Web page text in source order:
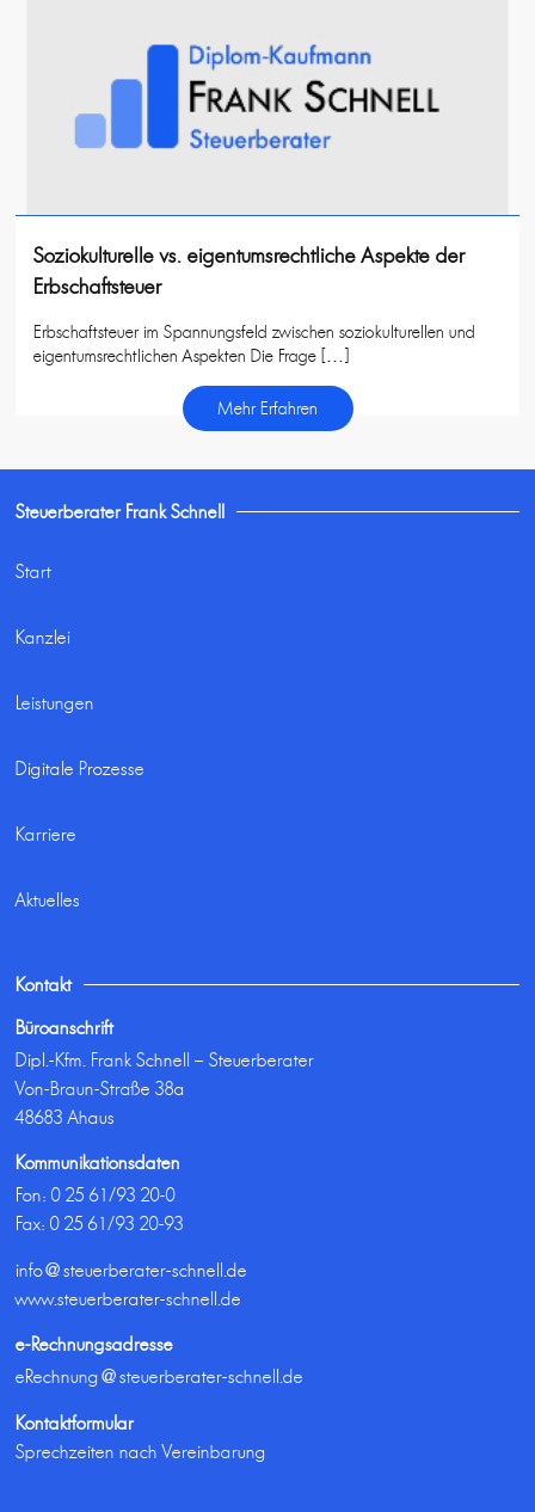
Soziokulturelle vs. eigentumsrechtliche Aspekte der
Erbschaftsteuer
Erbschaftsteuer im Spannungsfeld zwischen soziokulturellen und
eigentumsrechtlichen Aspekten Die Frage […]
Mehr Erfahren
Steuerberater Frank Schnell
Start
Kanzlei
Leistungen
Digitale Prozesse
Karriere
Aktuelles
Kontakt
Büroanschrift
Dipl.-Kfm. Frank Schnell – Steuerberater
Von-Braun-Straße 38a
48683 Ahaus
Kommunikationsdaten
Fon:0 25 61/93 20-0
Fax: 0 25 61/93 20-93
info@steuerberater-schnell.de
www.steuerberater-schnell.de
e-Rechnungsadresse
eRechnung@steuerberater-schnell.de
Kontaktformular
Sprechzeiten nach Vereinbarung